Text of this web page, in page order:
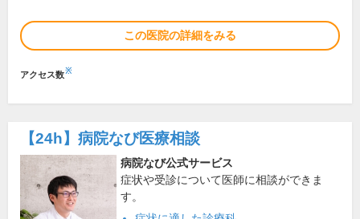
この医院の詳細をみる
アクセス数※
【24h】 病院なび医療相談
病院なび公式サービス
症状や受診について医師に相談ができま
す。